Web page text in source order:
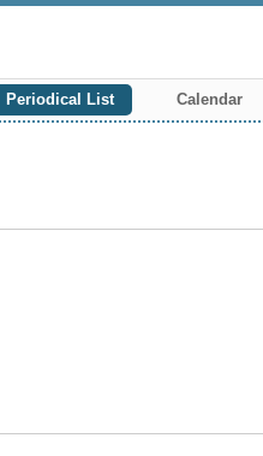
Periodical List Calendar